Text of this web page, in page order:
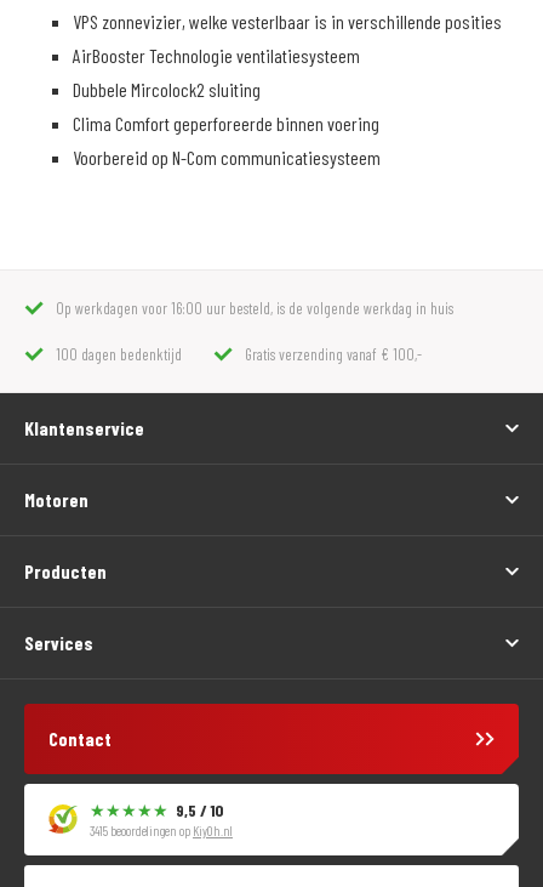
VPS zonnevizier, welke vesterlbaar is in verschillende posities
AirBooster Technologie ventilatiesysteem
Dubbele Mircolock2 sluiting
Clima Comfort geperforeerde binnen voering
Voorbereid op N-Com communicatiesysteem
Op werkdagen voor 16:00 uur besteld, is de volgende werkdag in huis
100 dagen bedenktijd Gratis verzending vanaf € 100,-
Klantenservice
Motoren
Producten
Services
Contact
9,5 / 10
3415 beoordelingen op KiyOh.nl